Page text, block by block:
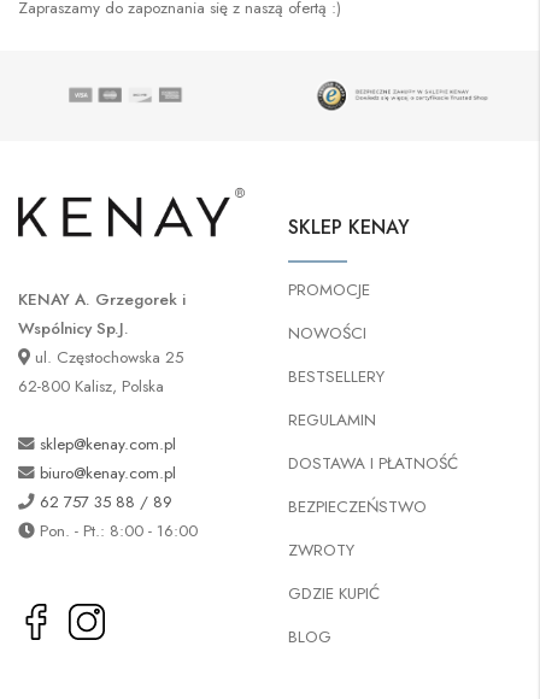
Zapraszamy do zapoznania się z naszą ofertą :)
KENAY A. Grzegorek i
Wspólnicy Sp.J.
ul. Częstochowska 25
62-800 Kalisz, Polska
sklep@kenay.com.pl
biuro@kenay.com.pl
62 757 35 88 / 89
Pon. - Pt.: 8:00 - 16:00
SKLEP KENAY
PROMOCJE
NOWOŚCI
BESTSELLERY
REGULAMIN
DOSTAWA I PŁATNOŚĆ
BEZPIECZEŃSTWO
ZWROTY
GDZIE KUPIĆ
BLOG